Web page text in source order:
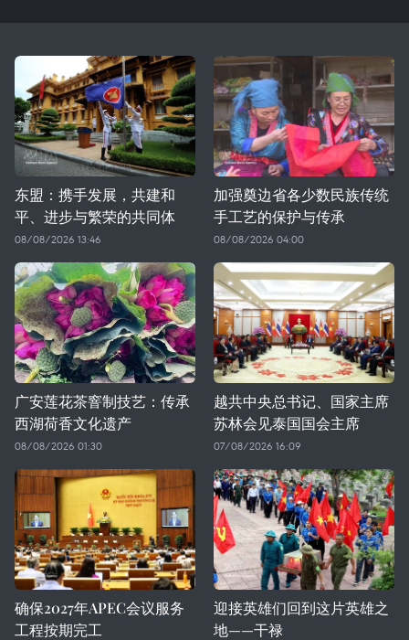
东盟：携手发展，共建和
平、进步与繁荣的共同体
08/08/2026 13:46
加强奠边省各少数民族传统
手工艺的保护与传承
08/08/2026 04:00
广安莲花茶窨制技艺：传承
西湖荷香文化遗产
08/08/2026 01:30
越共中央总书记、国家主席
苏林会见泰国国会主席
07/08/2026 16:09
确保2027年APEC会议服务
工程按期完工
迎接英雄们回到这片英雄之
地——干禄